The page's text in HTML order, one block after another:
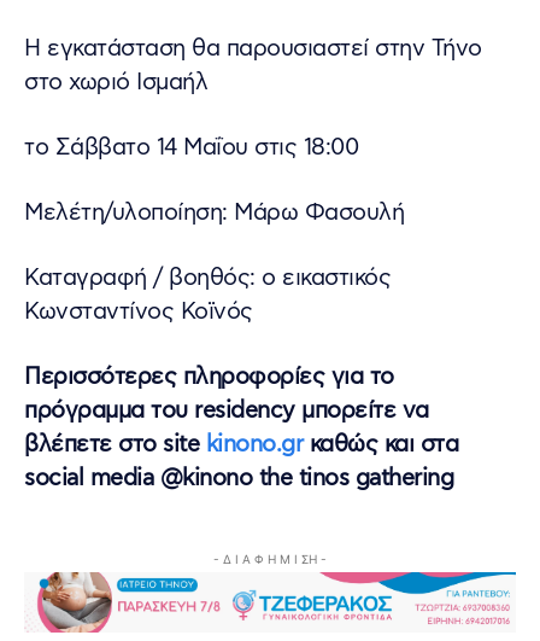
Η εγκατάσταση θα παρουσιαστεί στην Τήνο
στο χωριό Ισμαήλ
το Σάββατο 14 Μαΐου στις 18:00
Μελέτη/υλοποίηση: Μάρω Φασουλή
Καταγραφή / βοηθός: ο εικαστικός
Κωνσταντίνος Κοϊνός
Περισσότερες πληροφορίες για το
πρόγραμμα του residency μπορείτε να
βλέπετε στο site kinono.grκαθώς και στα
social media @kinono the tinos gathering
- Δ Ι Α Φ Η Μ Ι ΣΗ -